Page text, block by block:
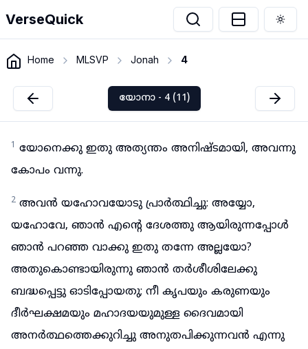
VerseQuick
Home MLSVP Jonah 4
യോനാ - 4 (11)
1 യോനെക്കു ഇതു അത്യന്തം അനിഷ്ടമായി, അവന്നു
കോപം വന്നു.
2 അവൻ യഹോവയോടു പ്രാർത്ഥിച്ചു: അയ്യോ,
യഹോവേ, ഞാൻ എന്റെ ദേശത്തു ആയിരുന്നപ്പോൾ
ഞാൻ പറഞ്ഞ വാക്കു ഇതു തന്നേ അല്ലയോ?
അതുകൊണ്ടായിരുന്നു ഞാൻ തർശീശിലേക്കു
ബദ്ധപ്പെട്ടു ഓടിപ്പോയതു; നീ കൃപയും കരുണയും
ദീർഘക്ഷമയും മഹാദയയുമുള്ള ദൈവമായി
അനർത്ഥത്തെക്കുറിച്ചു അനുതപിക്കുന്നവൻ എന്നു